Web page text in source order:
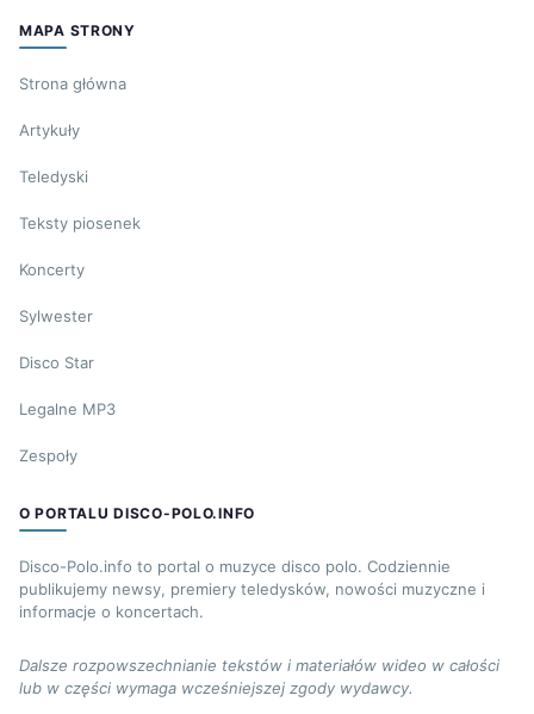
MAPA STRONY
Strona główna
Artykuły
Teledyski
Teksty piosenek
Koncerty
Sylwester
Disco Star
Legalne MP3
Zespoły
O PORTALU DISCO-POLO.INFO
Disco-Polo.info to portal o muzyce disco polo. Codziennie
publikujemy newsy, premiery teledysków, nowości muzyczne i
informacje o koncertach.
Dalsze rozpowszechnianie tekstów i materiałów wideo w całości
lub w części wymaga wcześniejszej zgody wydawcy.